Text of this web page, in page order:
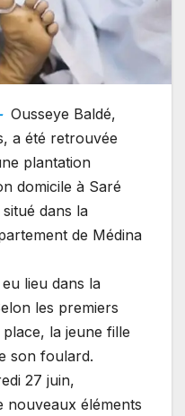
Ousseye Baldé,
a été retrouvée
plantation
domicile à Saré
dans la
de Médina
lieu dans la
les premiers
la jeune fille
son foulard.
27 juin,
nouveaux éléments